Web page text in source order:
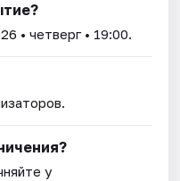
• четверг • 19:00.
у